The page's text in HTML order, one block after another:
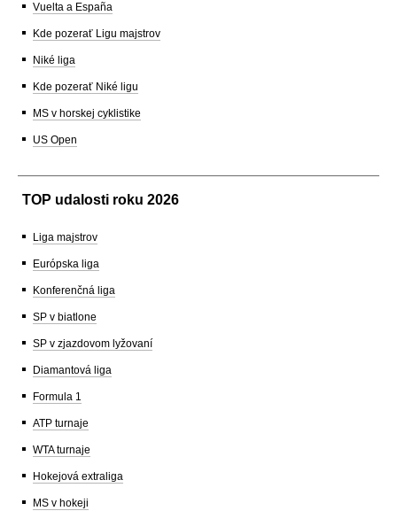
Vuelta a España
Kde pozerať Ligu majstrov
Niké liga
Kde pozerať Niké ligu
MS v horskej cyklistike
US Open
TOP udalosti roku 2026
Liga majstrov
Európska liga
Konferenčná liga
SP v biatlone
SP v zjazdovom lyžovaní
Diamantová liga
Formula 1
ATP turnaje
WTA turnaje
Hokejová extraliga
MS v hokeji